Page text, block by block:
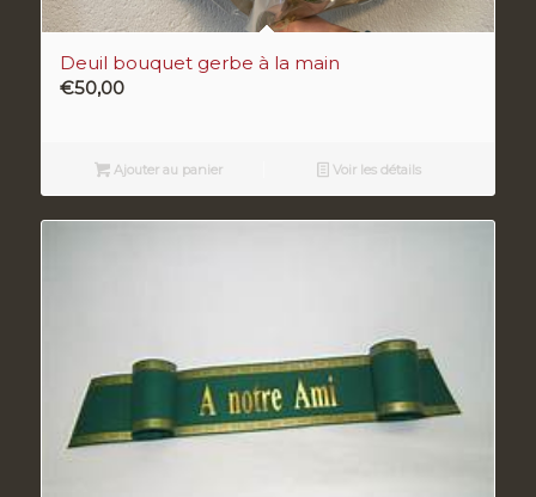
Deuil bouquet gerbe à la main
€50,00
Ajouter au panier Voir les détails